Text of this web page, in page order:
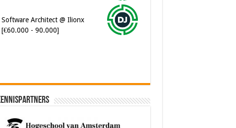
Software Architect @ Ilionx
[€60.000 - 90.000]